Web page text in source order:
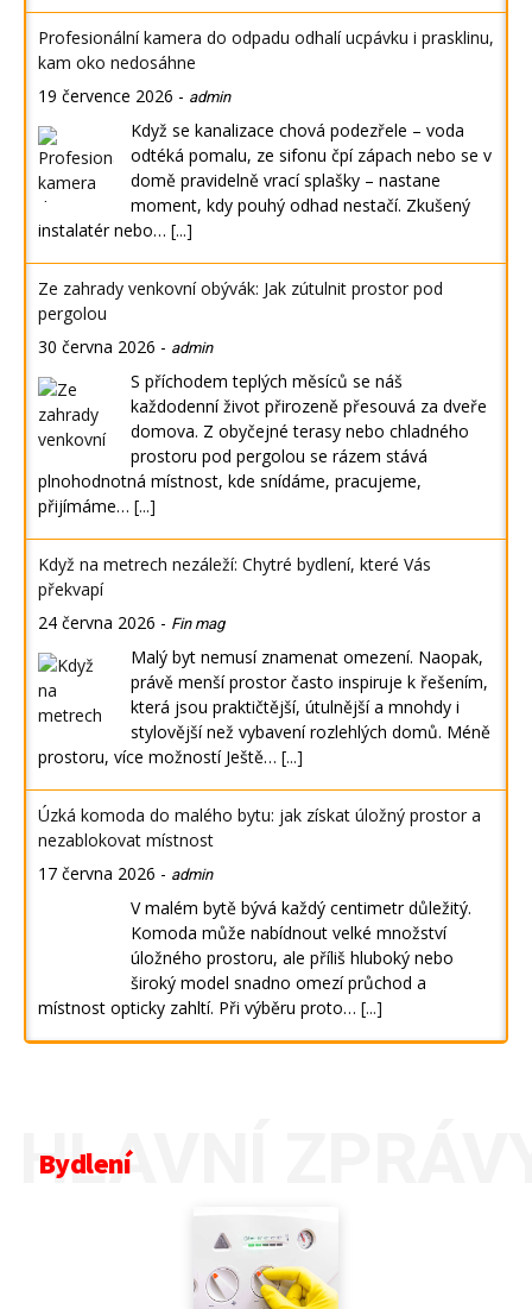
Profesionální kamera do odpadu odhalí ucpávku i prasklinu,
kam oko nedosáhne
19 července 2026 - admin
Když se kanalizace chová podezřele – voda
odtéká pomalu, ze sifonu čpí zápach nebo se v
domě pravidelně vrací splašky – nastane
moment, kdy pouhý odhad nestačí. Zkušený
instalatér nebo… [...]
Ze zahrady venkovní obývák: Jak zútulnit prostor pod
pergolou
30 června 2026 - admin
S příchodem teplých měsíců se náš
každodenní život přirozeně přesouvá za dveře
domova. Z obyčejné terasy nebo chladného
prostoru pod pergolou se rázem stává
plnohodnotná místnost, kde snídáme, pracujeme,
přijímáme… [...]
Když na metrech nezáleží: Chytré bydlení, které Vás
překvapí
24 června 2026 - Fin mag
Malý byt nemusí znamenat omezení. Naopak,
právě menší prostor často inspiruje k řešením,
která jsou praktičtější, útulnější a mnohdy i
stylovější než vybavení rozlehlých domů. Méně
prostoru, více možností Ještě… [...]
Úzká komoda do malého bytu: jak získat úložný prostor a
nezablokovat místnost
17 června 2026 - admin
V malém bytě bývá každý centimetr důležitý.
Komoda může nabídnout velké množství
úložného prostoru, ale příliš hluboký nebo
široký model snadno omezí průchod a
místnost opticky zahltí. Při výběru proto… [...]
Bydlení
HLAVNÍ